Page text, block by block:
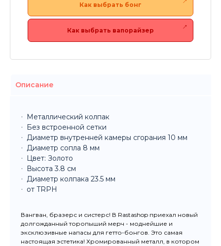
Как выбрать бонг
Как выбрать вапорайзер
Описание
Металлический колпак
Без встроенной сетки
Диаметр внутренней камеры сгорания 10 мм
Диаметр сопла 8 мм
Цвет: Золото
Высота 3.8 см
Диаметр колпака 23.5 мм
от TRPH
Вангван, бразерс и систерс! В Rastashop приехал новый
долгожданный торопыший мерч - моднейшие и
эксклюзивные напасы для гетто-бонгов. Это самая
настоящая эстетика! Хромированный металл, в котором